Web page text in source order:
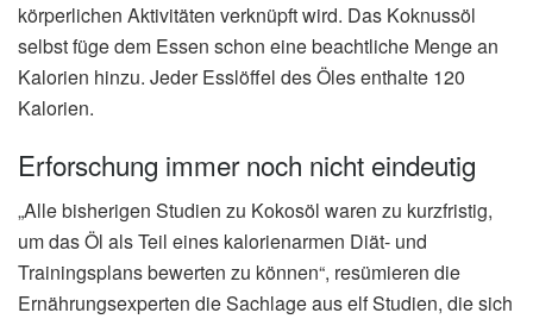
körperlichen Aktivitäten verknüpft wird. Das Koknussöl
selbst füge dem Essen schon eine beachtliche Menge an
Kalorien hinzu. Jeder Esslöffel des Öles enthalte 120
Kalorien.
Erforschung immer noch nicht eindeutig
„Alle bisherigen Studien zu Kokosöl waren zu kurzfristig,
um das Öl als Teil eines kalorienarmen Diät- und
Trainingsplans bewerten zu können“, resümieren die
Ernährungsexperten die Sachlage aus elf Studien, die sich